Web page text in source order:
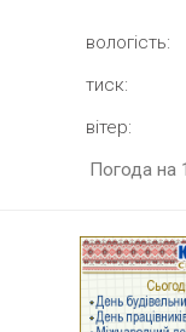
вологість:
тиск:
вітер:
Погода на